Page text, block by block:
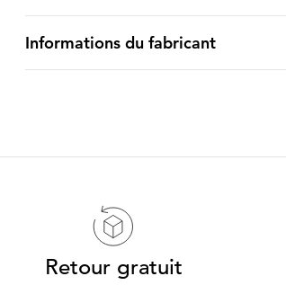
Informations du fabricant
Retour gratuit